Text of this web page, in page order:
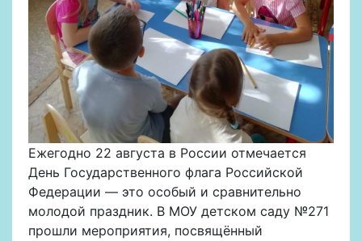
Ежегодно 22 августа в России отмечается
День Государственного флага Российской
Федерации — это особый и сравнительно
молодой праздник. В МОУ детском саду №271
прошли мероприятия, посвящённый